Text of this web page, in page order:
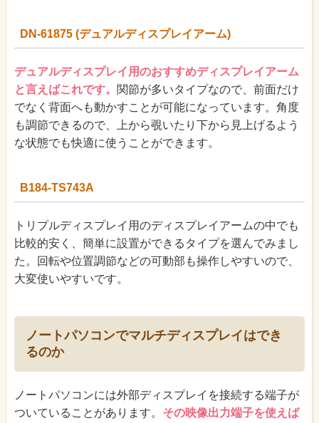
DN-61875 (デュアルディスプレイアーム)
デュアルディスプレイ用のおすすめディスプレイアーム
と言えばこれです。 関節が多いタイプなので、前面だけ
でなく背面へも動かすことが可能になっています。角度
も調節できるので、上から覗いたり下から見上げるよう
な状態でも快適に使うことができます。
B184-TS743A
トリプルディスプレイ用のディスプレイアームの中でも
比較的安く、簡単に設置ができるタイプを選んでみまし
た。回転や位置調節などの可動部も操作しやすいので、
大変使いやすいです。
ノートパソコンでマルチディスプレイはでき
るのか
ノートパソコンには外部ディスプレイを接続する端子が
ついていることがあります。 その映像出力端子を使えば